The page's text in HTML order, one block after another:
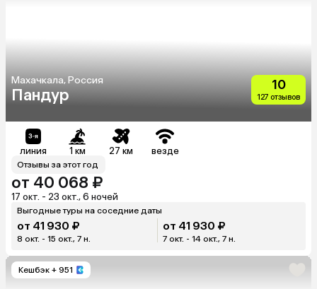
Махачкала, Россия
Пандур
10
127 отзывов
линия 1 км 27 км везде
Отзывы за этот год
от 40 068 ₽
17 окт. - 23 окт., 6 ночей
Выгодные туры на соседние даты
от 41 930 ₽
8 окт. - 15 окт., 7 н.
от 41 930 ₽
7 окт. - 14 окт., 7 н.
Кешбэк + 951